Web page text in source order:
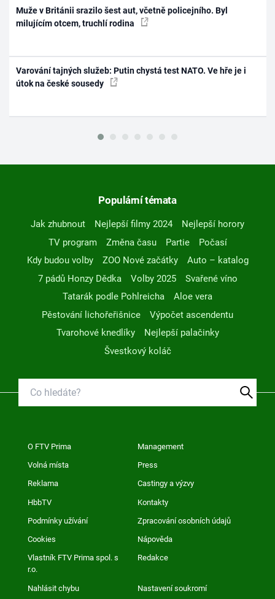
Muže v Británii srazilo šest aut, včetně policejního. Byl
milujícím otcem, truchlí rodina
Varování tajných služeb: Putin chystá test NATO. Ve hře je i
útok na české sousedy
Populární témata
Jak zhubnout Nejlepší filmy 2024
Nejlepší horory
TV program
Změna času Partie
Počasí
Kdy budou volby
ZOO Nové začátky
Auto – katalog
7 pádů Honzy Dědka
Volby 2025
Svařené víno
Tatarák podle Pohlreicha
Aloe vera
Pěstování lichořeřišnice
Výpočet ascendentu
Tvarohové knedlíky
Nejlepší palačinky
Švestkový koláč
O FTV Prima Management
Volná místa Press
Reklama Castingy a výzvy
HbbTV Kontakty
Podmínky užívání Zpracování osobních údajů
Cookies Nápověda
Vlastník FTV Prima spol. s
r.o.
Redakce
Nahlásit chybu Nastavení soukromí